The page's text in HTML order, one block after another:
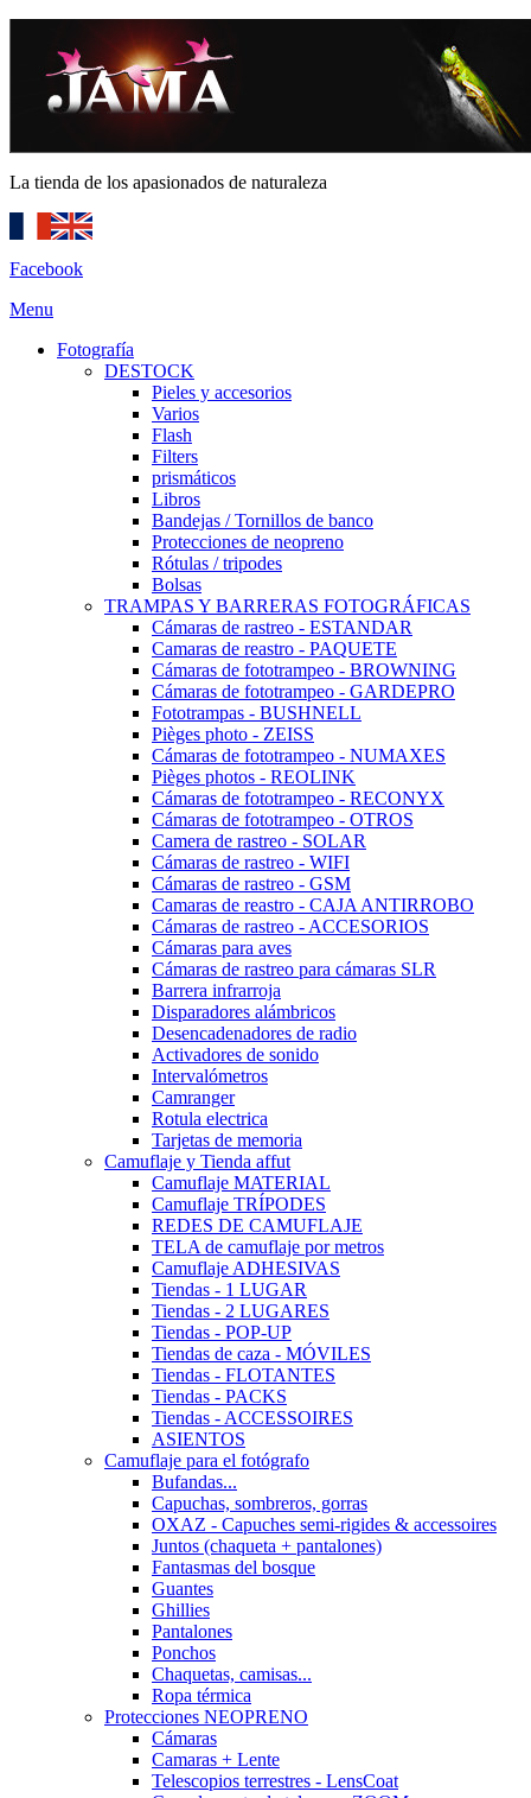
La tienda de los apasionados de naturaleza
Facebook
Menu
Fotografía
DESTOCK
Pieles y accesorios
Varios
Flash
Filters
prismáticos
Libros
Bandejas / Tornillos de banco
Protecciones de neopreno
Rótulas / tripodes
Bolsas
TRAMPAS Y BARRERAS FOTOGRÁFICAS
Cámaras de rastreo - ESTANDAR
Camaras de reastro - PAQUETE
Cámaras de fototrampeo - BROWNING
Cámaras de fototrampeo - GARDEPRO
Fototrampas - BUSHNELL
Pièges photo - ZEISS
Cámaras de fototrampeo - NUMAXES
Pièges photos - REOLINK
Cámaras de fototrampeo - RECONYX
Cámaras de fototrampeo - OTROS
Camera de rastreo - SOLAR
Cámaras de rastreo - WIFI
Cámaras de rastreo - GSM
Camaras de reastro - CAJA ANTIRROBO
Cámaras de rastreo - ACCESORIOS
Cámaras para aves
Cámaras de rastreo para cámaras SLR
Barrera infrarroja
Disparadores alámbricos
Desencadenadores de radio
Activadores de sonido
Intervalómetros
Camranger
Rotula electrica
Tarjetas de memoria
Camuflaje y Tienda affut
Camuflaje MATERIAL
Camuflaje TRÍPODES
REDES DE CAMUFLAJE
TELA de camuflaje por metros
Camuflaje ADHESIVAS
Tiendas - 1 LUGAR
Tiendas - 2 LUGARES
Tiendas - POP-UP
Tiendas de caza - MÓVILES
Tiendas - FLOTANTES
Tiendas - PACKS
Tiendas - ACCESSOIRES
ASIENTOS
Camuflaje para el fotógrafo
Bufandas...
Capuchas, sombreros, gorras
OXAZ - Capuches semi-rigides & accessoires
Juntos (chaqueta + pantalones)
Fantasmas del bosque
Guantes
Ghillies
Pantalones
Ponchos
Chaquetas, camisas...
Ropa térmica
Protecciones NEOPRENO
Cámaras
Camaras + Lente
Telescopios terrestres - LensCoat